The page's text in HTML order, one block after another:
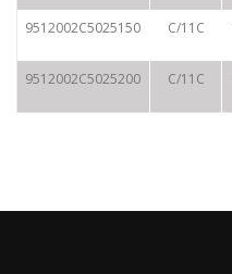
9512002C5025150 C/11C
9512002C5025200 C/11C